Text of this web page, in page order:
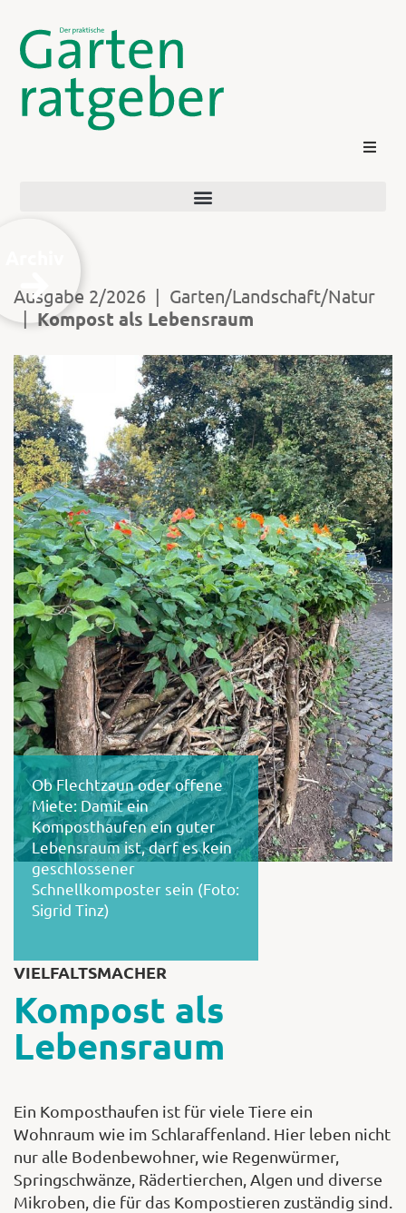
Login
Shop
Ausgabe 2/2026 | Garten/Landschaft/Natur
| Kompost als Lebensraum
Ob Flechtzaun oder offene
Miete: Damit ein
Komposthaufen ein guter
Lebensraum ist, darf es kein
geschlossener
Schnellkomposter sein (Foto:
Sigrid Tinz)
VIELFALTSMACHER
Kompost als
Lebensraum
Ein Komposthaufen ist für viele Tiere ein
Wohnraum wie im Schlaraffenland. Hier leben nicht
nur alle Bodenbewohner, wie Regenwürmer,
Springschwänze, Rädertierchen, Algen und diverse
Mikroben, die für das Kompostieren zuständig sind.